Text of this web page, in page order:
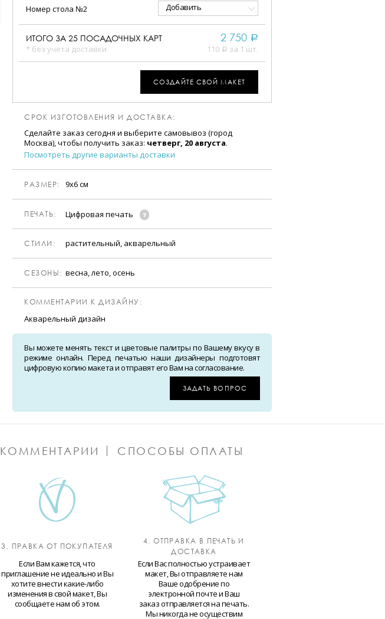
Номер стола №2 Добавить
ИТОГО ЗА 25 ПОСАДОЧНЫХ КАРТ
* без учета доставки
2 750 a
110 a за 1 шт.
СОЗДАЙТЕ СВОЙ МАКЕТ
СРОК ИЗГОТОВЛЕНИЯ И ДОСТАВКА:
Сделайте заказ сегодня и выберите самовывоз (город
Москва), чтобы получить заказ: четверг, 20 августа.
Посмотреть другие варианты доставки
РАЗМЕР: 9х6 см
ПЕЧАТЬ: Цифровая печать
CТИЛИ: растительный, акварельный
CЕЗОНЫ: весна, лето, осень
КОММЕНТАРИИ К ДИЗАЙНУ:
Акварельный дизайн
Вы можете менять текст и цветовые палитры по Вашему вкусу в
режиме онлайн. Перед печатью наши дизайнеры подготовят
цифровую копию макета и отправят его Вам на согласование.
ЗАДАТЬ ВОПРОС
КОММЕНТАРИИ СПОСОБЫ ОПЛАТЫ
3. ПРАВКА ОТ ПОКУПАТЕЛЯ
Если Вам кажется, что
приглашение не идеально и Вы
хотите внести какие-либо
изменения в свой макет, Вы
сообщаете нам об этом.
4. ОТПРАВКА В ПЕЧАТЬ И
ДОСТАВКА
Если Вас полностью устраивает
макет, Вы отправляете нам
Ваше одобрение по
электронной почте и Ваш
заказ отправляется на печать.
Мы никогда не осуществим